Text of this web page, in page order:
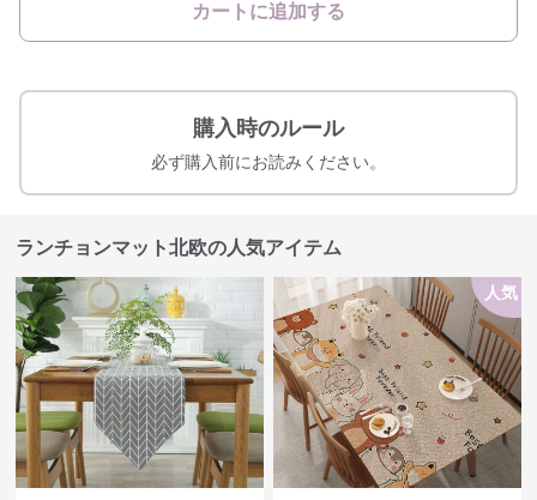
カートに追加する
購入時のルール
必ず購入前にお読みください。
ランチョンマット北欧の人気アイテム
人気